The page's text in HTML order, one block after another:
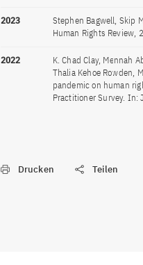
2023
Stephen Bagwell, Skip
Human Rights Review,
2022
K. Chad Clay, Mennah
Thalia Kehoe Rowden,
pandemic on human
Practitioner Survey.
Drucken Teilen